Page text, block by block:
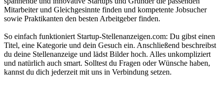
Mitarbeiter und Gleichgesinnte finden und kompetente Jobsucher
sowie Praktikanten den besten Arbeitgeber finden.
So einfach funktioniert Startup-Stellenanzeigen.com: Du gibst einen
Titel, eine Kategorie und dein Gesuch ein. Anschließend beschreibst
du deine Stellenanzeige und lädst Bilder hoch. Alles unkompliziert
und natürlich auch smart. Solltest du Fragen oder Wünsche haben,
kannst du dich jederzeit mit uns in Verbindung setzen.